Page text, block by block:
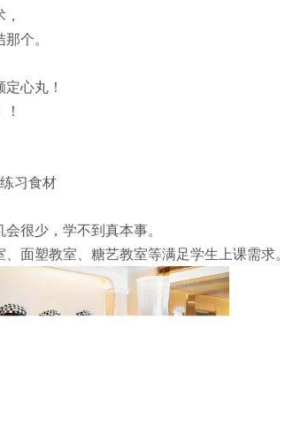
个。
心丸！
习食材
很少，学不到真本事。
面塑教室、糖艺教室等满足学生上课需求。